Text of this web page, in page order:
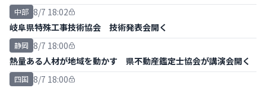
中部 8/7 18:02
岐阜県特殊工事技術協会 技術発表会開く
静岡 8/7 18:00
熱量ある人材が地域を動かす 県不動産鑑定士協会が講演会開く
四国 8/7 18:00